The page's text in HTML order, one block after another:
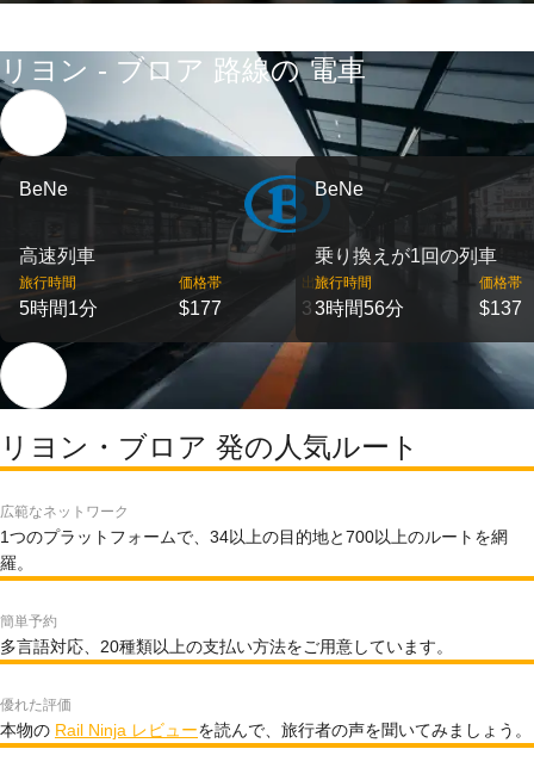
リヨン - ブロア 路線の 電車
BeNe
高速列車
旅行時間
5時間1分
価格帯
$177
出発
3
BeNe
乗り換えが1回の列車
旅行時間
3時間56分
価格帯
$137
リヨン・ブロア 発の人気ルート
広範なネットワーク
1つのプラットフォームで、34以上の目的地と700以上のルートを網
羅。
簡単予約
多言語対応、20種類以上の支払い方法をご用意しています。
優れた評価
本物の Rail Ninja レビューを読んで、旅行者の声を聞いてみましょう。